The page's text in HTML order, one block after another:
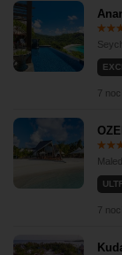
7
7